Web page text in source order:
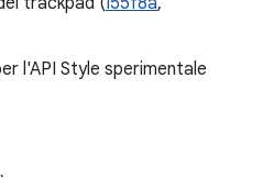
l'API Style sperimentale